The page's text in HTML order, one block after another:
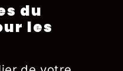
du
les